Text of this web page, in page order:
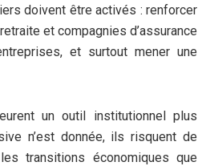
doivent être activés : renforcer
et compagnies d’assurance
et surtout mener une
un outil institutionnel plus
n’est donnée, ils risquent de
transitions économiques que